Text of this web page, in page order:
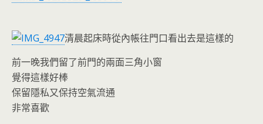
清晨起床時從內帳往門口看出去是這樣的
前一晚我們留了前門的兩面三角小窗
覺得這樣好棒
保留隱私又保持空氣流通
非常喜歡